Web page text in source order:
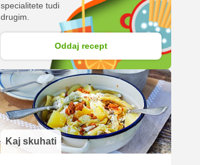
specialitete tudi
drugim.
Oddaj recept
Kaj skuhati